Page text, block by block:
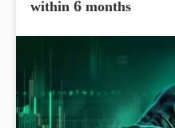
within 6 months